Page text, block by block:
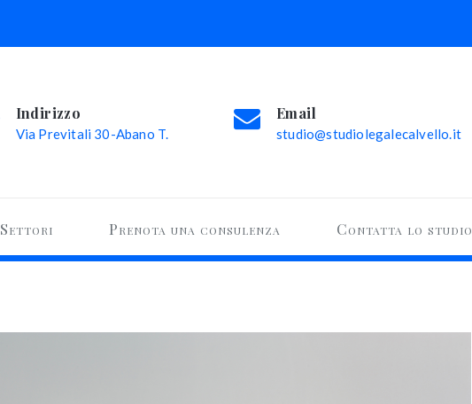
Indirizzo
Via Previtali 30-Abano T.
Email
studio@studiolegalecalvello.it
Settori Prenota una consulenza Contatta lo studio